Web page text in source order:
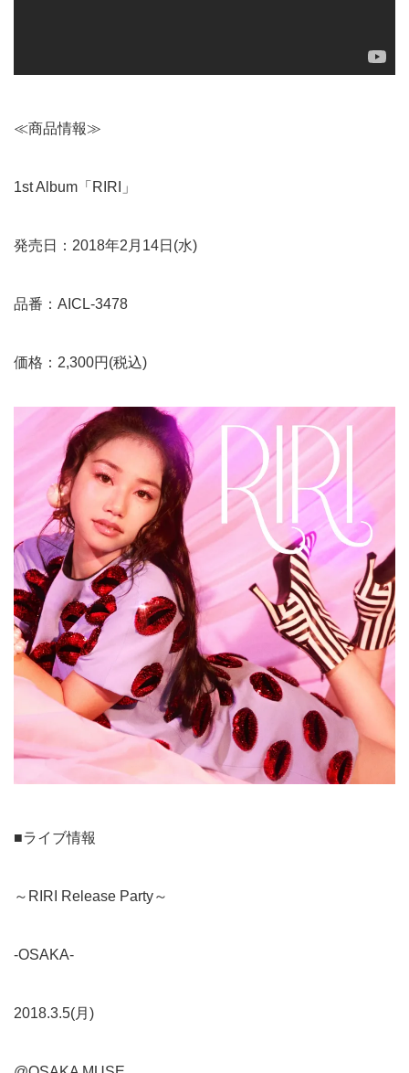
≪商品情報≫
1st Album「RIRI」
発売日：2018年2月14日(水)
品番：AICL-3478
価格：2,300円(税込)
■ライブ情報
～RIRI Release Party～
-OSAKA-
2018.3.5(月)